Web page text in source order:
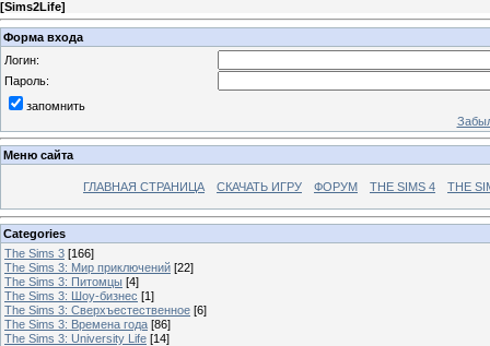
[Sims2Life]
Форма входа
Логин:
Пароль:
запомнить
Меню сайта
ГЛАВНАЯ СТРАНИЦА СКАЧАТЬ ИГРУ ФОРУМ THE SIMS 4 THE
Categories
The Sims 3 [166]
The Sims 3: Мир приключений [22]
The Sims 3: Питомцы [4]
The Sims 3: Шоу-бизнес [1]
The Sims 3: Сверхъестественное [6]
The Sims 3: Времена года [86]
The Sims 3: University Life [14]